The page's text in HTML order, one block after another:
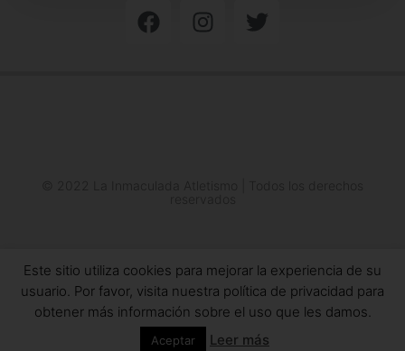
Este sitio utiliza cookies para mejorar la experiencia de su
usuario. Por favor, visita nuestra política de privacidad para
obtener más información sobre el uso que les damos.
Aceptar Leer más